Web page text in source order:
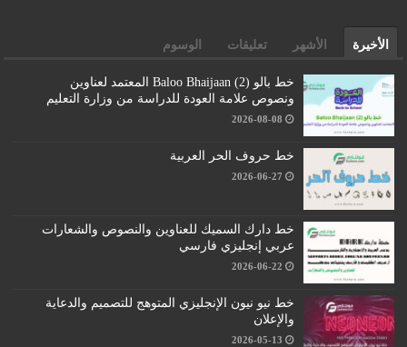
الأخيرة الأشهر تعليقات الوسوم
خط بالو (2) Baloo Bhaijaan المعتمد لعناوين
ونصوص علامة العودة للدراسة من وزارة التعليم
2026-08-08
خط حروف الحر العربية
2026-06-27
خط دارك السميك للعناوين والنصوص والشعارات
عربي إنجليزي فارسي
2026-06-22
خط نيو نيون الإنجليزي المتوهج للتصميم والدعاية
والإعلان
2026-05-13